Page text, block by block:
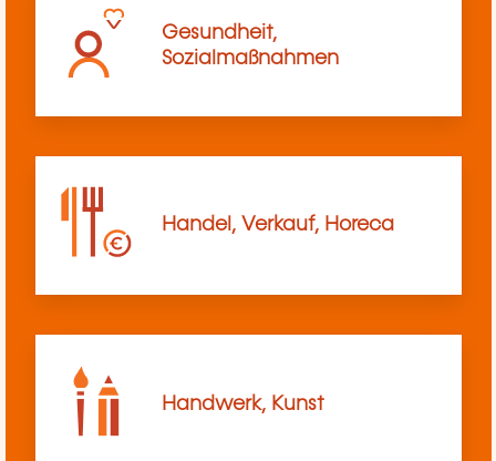
Gesundheit,
Sozialmaßnahmen
Handel, Verkauf, Horeca
Handwerk, Kunst